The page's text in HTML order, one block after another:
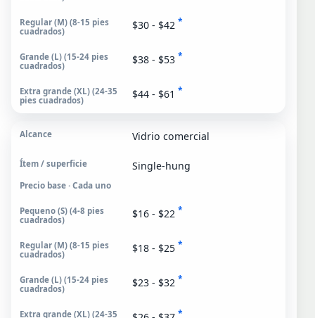
$30 - $42 *
$38 - $53 *
$44 - $61 *
Vidrio comercial
Single-hung
Precio base · Cada uno
$16 - $22 *
$18 - $25 *
$23 - $32 *
*